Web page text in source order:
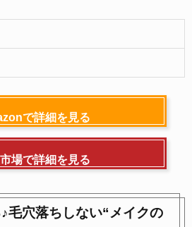
で詳細を見る
場で詳細を見る
毛穴落ちしない“メイクの